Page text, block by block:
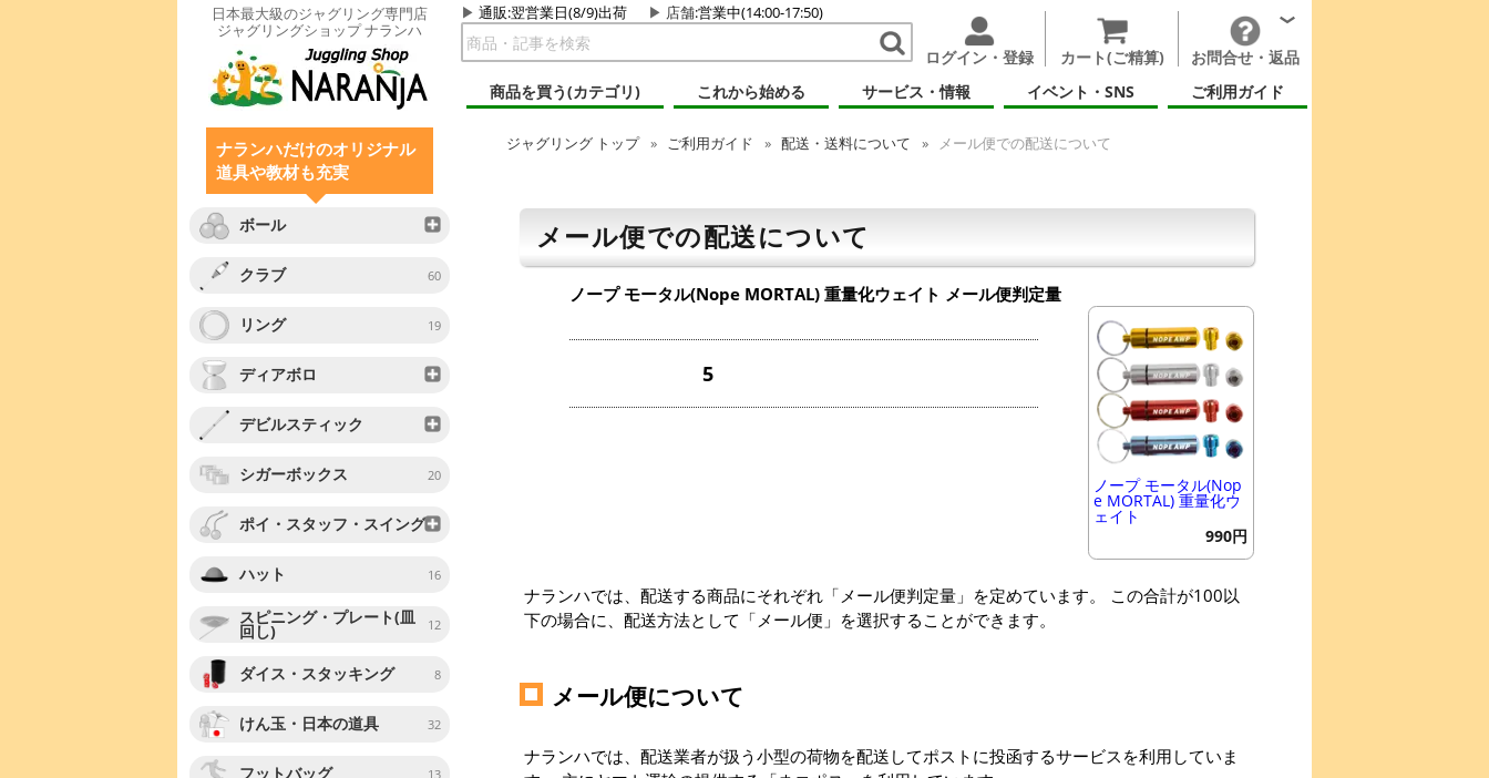
日本最大級のジャグリング専門店
ジャグリングショップ ナランハ
通販:翌営業日(8/9)出荷 店舗:営業中(14:00-17:50)
ログイン・登録 カート(ご精算)
お問合せ・返品
商品を買う(カテゴリ)
これから始める サービス・情報 イベント・SNS ご利用ガイド
ナランハだけのオリジナル
道具や教材も充実
ボール
クラブ 60
リング 19
ディアボロ
デビルスティック
シガーボックス 20
ポイ・スタッフ・スイング
ハット 16
スピニング・プレート(皿
回し) 12
ダイス・スタッキング 8
けん玉・日本の道具 32
フットバッグ 13
ジャグリングトップ ご利用ガイド 配送・送料について メール便での配送について
メール便での配送について
ノープ モータル(Nope MORTAL) 重量化ウェイト メール便判定量
5
ノープ モータル(Nop
e MORTAL) 重量化ウ
ェイト
990円
ナランハでは、配送する商品にそれぞれ「メール便判定量」を定めています。 この合計が100以
下の場合に、配送方法として「メール便」を選択することができます。
メール便について
ナランハでは、配送業者が扱う小型の荷物を配送してポストに投函するサービスを利用していま